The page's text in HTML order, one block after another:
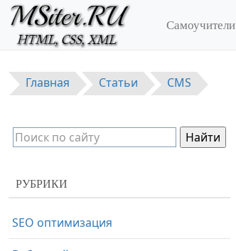
Перейти к основному содержанию
Самоучители
Главная Статьи CMS
РУБРИКИ
SEO оптимизация